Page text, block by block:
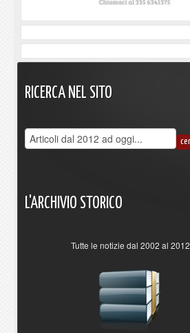
RICERCA NEL SITO
L'ARCHIVIO STORICO
Tutte le notizie dal 2002 al 2012